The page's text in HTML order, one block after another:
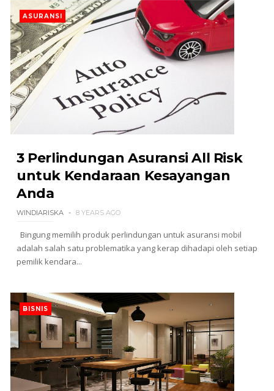
ASURANSI
3 Perlindungan Asuransi All Risk
untuk Kendaraan Kesayangan
Anda
WINDIARISKA 8 YEARS AGO
Bingung memilih produk perlindungan untuk asuransi mobil
adalah salah satu problematika yang kerap dihadapi oleh setiap
pemilik kendara...
BISNIS